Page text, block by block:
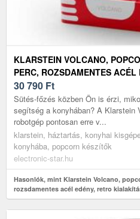
KLARSTEIN VOLCANO,
PERC, ROZSDAMENTES
30 790 Ft
Sütés-főzés közben Ön is érzi,
segítség a konyhában? A Klarstein
robotgép pontosan erre v...
klarstein, háztartás, konyhai
konyhába, popcorn készítők
electronic-star.hu
Hasonlók, mint Klarstein Volcano,
rozsdamentes acél edény, retro